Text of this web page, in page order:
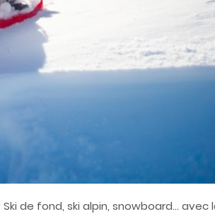
de fond, ski alpin, snowboard… avec